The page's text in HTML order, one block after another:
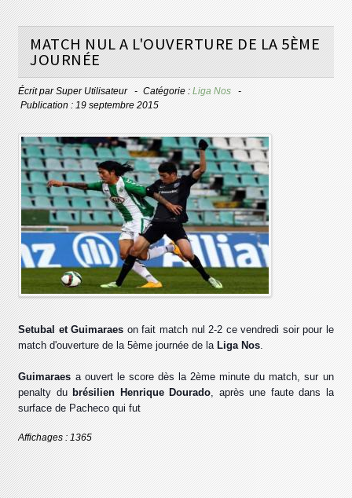
MATCH NUL A L'OUVERTURE DE LA 5ÈME
JOURNÉE
Écrit parSuper Utilisateur Catégorie :Liga Nos
Publication : 19 septembre 2015
Setubal et Guimaraes on fait match nul 2-2 ce vendredi soir pour le
match d'ouverture de la 5ème journée de la Liga Nos.
Guimaraes a ouvert le score dès la 2ème minute du match, sur un
penalty du brésilien Henrique Dourado, après une faute dans la
surface de Pacheco qui fut
Affichages : 1365